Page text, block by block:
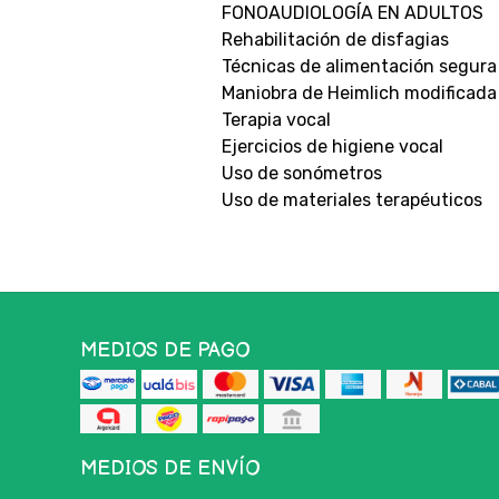
FONOAUDIOLOGÍA EN ADULTOS
Rehabilitación de disfagias
Técnicas de alimentación segura
Maniobra de Heimlich modificada
Terapia vocal
Ejercicios de higiene vocal
Uso de sonómetros
Uso de materiales terapéuticos
MEDIOS DE PAGO
MEDIOS DE ENVÍO